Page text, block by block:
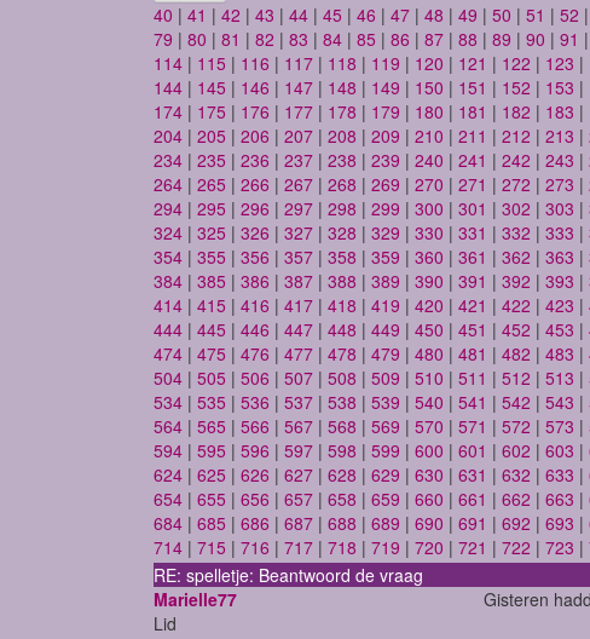
40 | 41 | 42 | 43 | 44 | 45 | 46 | 47 | 48 | 49 | 50 | 51 | 52 |
79 | 80 | 81 | 82 | 83 | 84 | 85 | 86 | 87 | 88 | 89 | 90 | 91 |
114 | 115 | 116 | 117 | 118 | 119 | 120 | 121 | 122 | 123 |
144 | 145 | 146 | 147 | 148 | 149 | 150 | 151 | 152 | 153 |
174 | 175 | 176 | 177 | 178 | 179 | 180 | 181 | 182 | 183 |
204 | 205 | 206 | 207 | 208 | 209 | 210 | 211 | 212 | 213 |
234 | 235 | 236 | 237 | 238 | 239 | 240 | 241 | 242 | 243 |
264 | 265 | 266 | 267 | 268 | 269 | 270 | 271 | 272 | 273 |
294 | 295 | 296 | 297 | 298 | 299 | 300 | 301 | 302 | 303 |
324 | 325 | 326 | 327 | 328 | 329 | 330 | 331 | 332 | 333 |
354 | 355 | 356 | 357 | 358 | 359 | 360 | 361 | 362 | 363 |
384 | 385 | 386 | 387 | 388 | 389 | 390 | 391 | 392 | 393 |
414 | 415 | 416 | 417 | 418 | 419 | 420 | 421 | 422 | 423 |
444 | 445 | 446 | 447 | 448 | 449 | 450 | 451 | 452 | 453 |
474 | 475 | 476 | 477 | 478 | 479 | 480 | 481 | 482 | 483 |
504 | 505 | 506 | 507 | 508 | 509 | 510 | 511 | 512 | 513 |
534 | 535 | 536 | 537 | 538 | 539 | 540 | 541 | 542 | 543 |
564 | 565 | 566 | 567 | 568 | 569 | 570 | 571 | 572 | 573 |
594 | 595 | 596 | 597 | 598 | 599 | 600 | 601 | 602 | 603 |
624 | 625 | 626 | 627 | 628 | 629 | 630 | 631 | 632 | 633 |
654 | 655 | 656 | 657 | 658 | 659 | 660 | 661 | 662 | 663 |
684 | 685 | 686 | 687 | 688 | 689 | 690 | 691 | 692 | 693 |
714 | 715 | 716 | 717 | 718 | 719 | 720 | 721 | 722 | 723 |
RE: spelletje: Beantwoord de vraag
Marielle77
Lid
Gisteren